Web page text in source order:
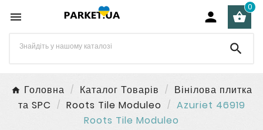
  
0

Головна Каталог Товарів
Вінілова плитка
та SPC
Roots Tile Moduleo
Azuriet 46919
Roots Tile Moduleo